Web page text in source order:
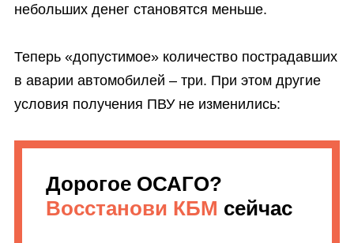
небольших денег становятся меньше.
Теперь «допустимое» количество пострадавших
в аварии автомобилей – три. При этом другие
условия получения ПВУ не изменились:
Дорогое ОСАГО?
Восстанови КБМ сейчас